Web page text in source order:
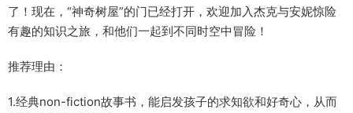
了！现在，“神奇树屋”的门已经打开，欢迎加入杰克与安妮惊险
有趣的知识之旅，和他们一起到不同时空中冒险！
推荐理由：
1.经典non-fiction故事书，能启发孩子的求知欲和好奇心，从而